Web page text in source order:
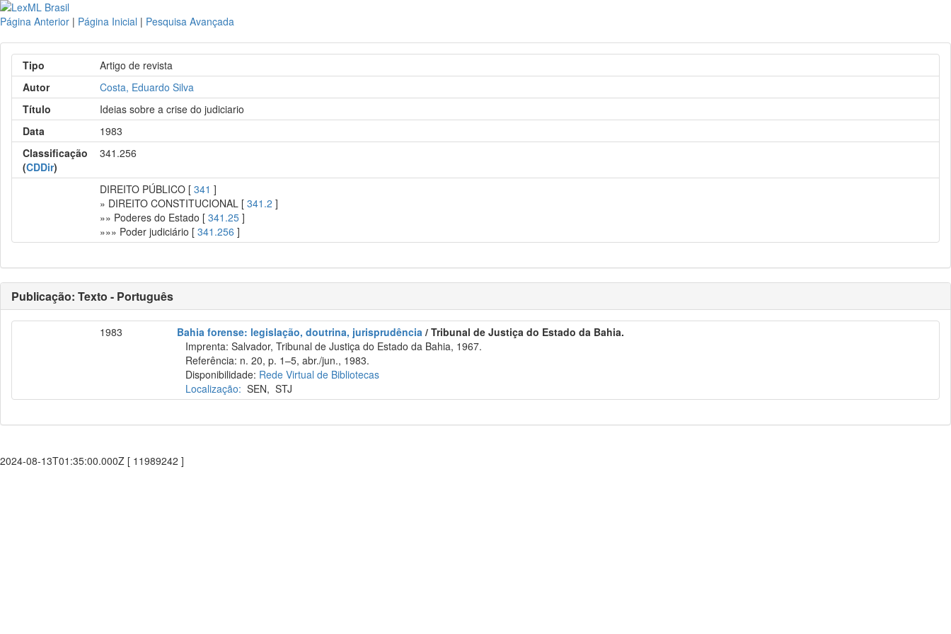
Página Anterior | Página Inicial | Pesquisa Avançada
Tipo
Artigo de revista
Autor
Costa, Eduardo Silva
Título
Ideias sobre a crise do judiciario
Data
1983
Classificação
(CDDir)
341.256
DIREITO PÚBLICO [341 ]
» DIREITO CONSTITUCIONAL [341.2 ]
»» Poderes do Estado [341.25 ]
»»» Poder judiciário [341.256 ]
Publicação: Texto - Português
1983 Bahia forense: legislação, doutrina, jurisprudência / Tribunal de Justiça do Estado da Bahia.
Imprenta: Salvador, Tribunal de Justiça do Estado da Bahia, 1967.
Referência: n. 20, p. 1–5, abr./jun., 1983.
Disponibilidade: Rede Virtual de Bibliotecas
Localização: SEN,STJ
2024-08-13T01:35:00.000Z [ 11989242 ]